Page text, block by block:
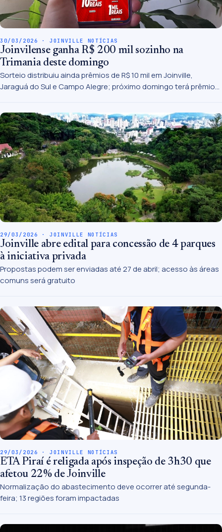
30/03/2026 · JOINVILLE NOTÍCIAS
Joinvilense ganha R$ 200 mil sozinho na
Trimania deste domingo
Sorteio distribuiu ainda prêmios de R$ 10 mil em Joinville,
Jaraguá do Sul e Campo Alegre; próximo domingo terá prêmio
29/03/2026 · JOINVILLE NOTÍCIAS
Joinville abre edital para concessão de 4 parques
à iniciativa privada
Propostas podem ser enviadas até 27 de abril; acesso às áreas
comuns será gratuito
29/03/2026 · JOINVILLE NOTÍCIAS
ETA Piraí é religada após inspeção de 3h30 que
afetou 22% de Joinville
Normalização do abastecimento deve ocorrer até segunda-
feira; 13 regiões foram impactadas